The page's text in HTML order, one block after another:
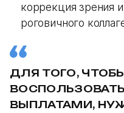
коррекция зрения
роговичного
ДЛЯ ТОГО,
ВЫПЛАТАМИ,